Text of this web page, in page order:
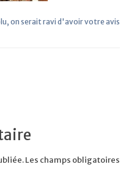
on serait ravi d'avoir votre avis
Les champs obligatoires